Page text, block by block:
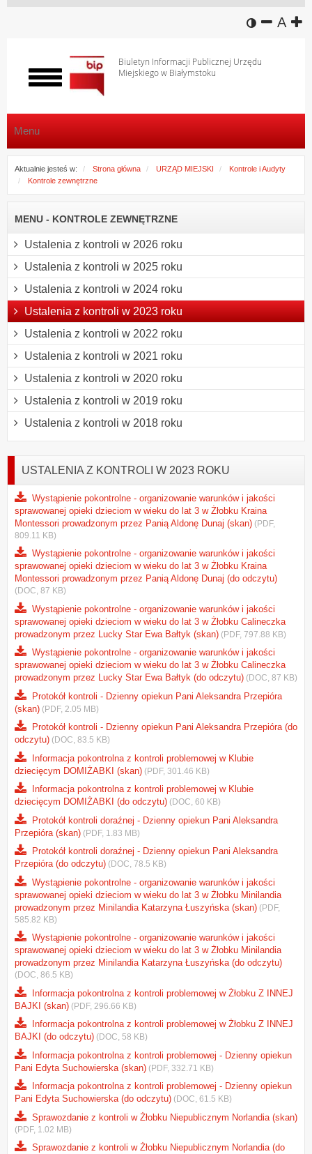
wersja
A
Biuletyn Informacji Publicznej Urzędu
Miejskiego w Białymstoku
Włącz
menu
Menu
Aktualnie jesteś w: Strona główna URZĄD MIEJSKI
Kontrole i Audyty
Kontrole zewnętrzne
MENU - KONTROLE ZEWNĘTRZNE
Ustalenia z kontroli w 2026 roku
Ustalenia z kontroli w 2025 roku
Ustalenia z kontroli w 2024 roku
Ustalenia z kontroli w 2023 roku
Ustalenia z kontroli w 2022 roku
Ustalenia z kontroli w 2021 roku
Ustalenia z kontroli w 2020 roku
Ustalenia z kontroli w 2019 roku
Ustalenia z kontroli w 2018 roku
USTALENIA Z KONTROLI W 2023 ROKU
Wystąpienie pokontrolne - organizowanie warunków i jakości
sprawowanej opieki dzieciom w wieku do lat 3 w Żłobku Kraina
Montessori prowadzonym przez Panią Aldonę Dunaj (skan) (PDF,
809.11 KB)
Wystąpienie pokontrolne - organizowanie warunków i jakości
sprawowanej opieki dzieciom w wieku do lat 3 w Żłobku Kraina
Montessori prowadzonym przez Panią Aldonę Dunaj (do odczytu)
(DOC, 87 KB)
Wystąpienie pokontrolne - organizowanie warunków i jakości
sprawowanej opieki dzieciom w wieku do lat 3 w Żłobku Calineczka
prowadzonym przez Lucky Star Ewa Bałtyk (skan) (PDF, 797.88 KB)
Wystąpienie pokontrolne - organizowanie warunków i jakości
sprawowanej opieki dzieciom w wieku do lat 3 w Żłobku Calineczka
prowadzonym przez Lucky Star Ewa Bałtyk (do odczytu) (DOC, 87 KB)
Protokół kontroli - Dzienny opiekun Pani Aleksandra Przepióra
(skan) (PDF, 2.05 MB)
Protokół kontroli - Dzienny opiekun Pani Aleksandra Przepióra (do
odczytu) (DOC, 83.5 KB)
Informacja pokontrolna z kontroli problemowej w Klubie
dziecięcym DOMIŻABKI (skan) (PDF, 301.46 KB)
Informacja pokontrolna z kontroli problemowej w Klubie
dziecięcym DOMIŻABKI (do odczytu) (DOC, 60 KB)
Protokół kontroli doraźnej - Dzienny opiekun Pani Aleksandra
Przepióra (skan) (PDF, 1.83 MB)
Protokół kontroli doraźnej - Dzienny opiekun Pani Aleksandra
Przepióra (do odczytu) (DOC, 78.5 KB)
Wystąpienie pokontrolne - organizowanie warunków i jakości
sprawowanej opieki dzieciom w wieku do lat 3 w Żłobku Minilandia
prowadzonym przez Minilandia Katarzyna Łuszyńska (skan) (PDF,
585.82 KB)
Wystąpienie pokontrolne - organizowanie warunków i jakości
sprawowanej opieki dzieciom w wieku do lat 3 w Żłobku Minilandia
prowadzonym przez Minilandia Katarzyna Łuszyńska (do odczytu)
(DOC, 86.5 KB)
Informacja pokontrolna z kontroli problemowej w Żłobku Z INNEJ
BAJKI (skan) (PDF, 296.66 KB)
Informacja pokontrolna z kontroli problemowej w Żłobku Z INNEJ
BAJKI (do odczytu) (DOC, 58 KB)
Informacja pokontrolna z kontroli problemowej - Dzienny opiekun
Pani Edyta Suchowierska (skan) (PDF, 332.71 KB)
Informacja pokontrolna z kontroli problemowej - Dzienny opiekun
Pani Edyta Suchowierska (do odczytu) (DOC, 61.5 KB)
Sprawozdanie z kontroli w Żłobku Niepublicznym Norlandia (skan)
(PDF, 1.02 MB)
Sprawozdanie z kontroli w Żłobku Niepublicznym Norlandia (do